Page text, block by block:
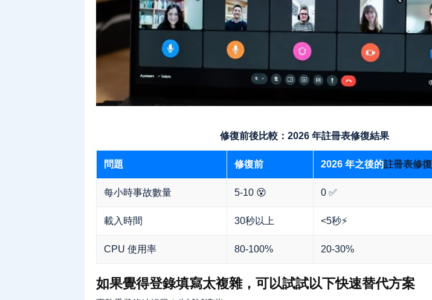
修復前後比較：2026 年註冊表修復結果
問題 修復前 2026 年之後的註冊表修復
每小時事故數量 5-10 😵 0 ✅
載入時間 30秒以上 <5秒⚡
CPU 使用率 80-100% 20-30%
如果覺得登錄填寫太複雜，可以試試以下快速替代方案